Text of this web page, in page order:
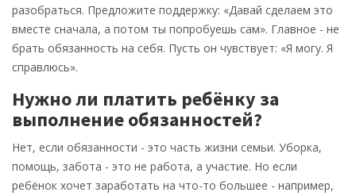
разобраться. Предложите поддержку: «Давай сделаем это
вместе сначала, а потом ты попробуешь сам». Главное - не
брать обязанность на себя. Пусть он чувствует: «Я могу. Я
справлюсь».
Нужно ли платить ребёнку за
выполнение обязанностей?
Нет, если обязанности - это часть жизни семьи. Уборка,
помощь, забота - это не работа, а участие. Но если
ребёнок хочет заработать на что-то большее - например,